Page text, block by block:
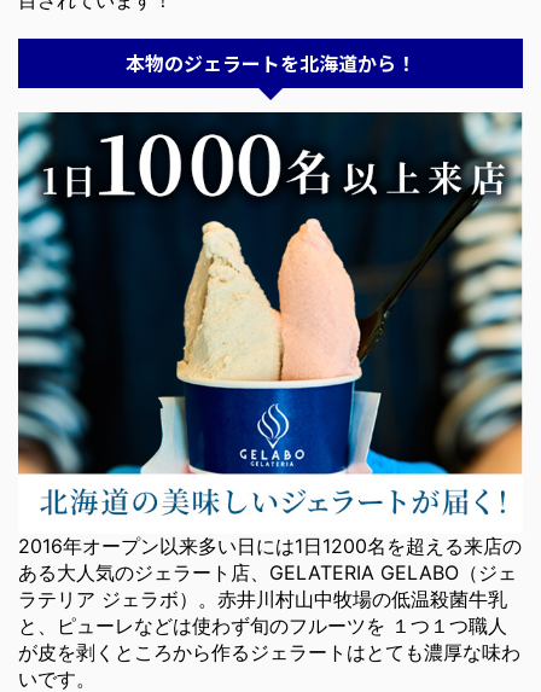
本物のジェラートを北海道から！
2016年オープン以来多い日には1日1200名を超える来店の
ある大人気のジェラート店、GELATERIA GELABO（ジェ
ラテリア ジェラボ）。赤井川村山中牧場の低温殺菌牛乳
と、ピューレなどは使わず旬のフルーツを １つ１つ職人
が皮を剥くところから作るジェラートはとても濃厚な味わ
いです。